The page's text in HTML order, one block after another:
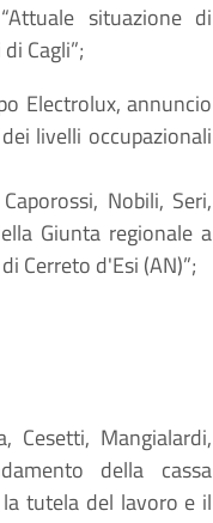
situazione di
Cagli”;
Electrolux, annuncio
livelli occupazionali
Nobili, Seri,
Giunta regionale a
Cerreto d'Esi (AN)”;
Cesetti, Mangialardi,
della cassa
tutela del lavoro e il